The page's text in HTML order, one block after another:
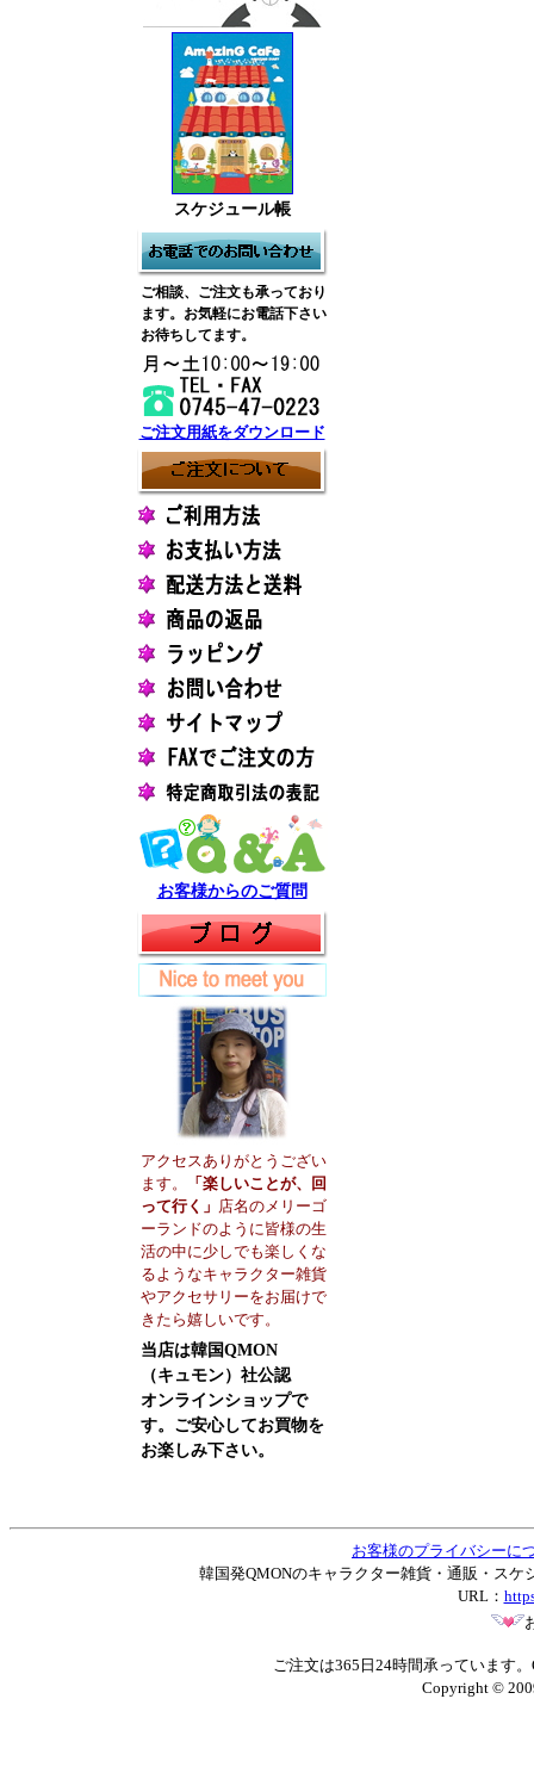
スケジュール帳
ご相談、ご注文も承っており
ます。お気軽にお電話下さい
お待ちしてます。
ご注文用紙をダウンロード
お客様からのご質問
アクセスありがとうござい
ます。
「楽しいことが、回
って行く」 店名のメリーゴ
ーランドのように皆様の生
活の中に少しでも楽しくな
るようなキャラクター雑貨
やアクセサリーをお届けで
きたら嬉しいです。
当店は韓国QMON
（キュモン）社公認
オンラインショップで
す。ご安心してお買物を
お楽しみ下さい。
お客様のプライバシーに
韓国発QMONのキャラクター雑貨・通販・スケ
URL：
ご注文は365日24時間承っています
Copyright ©